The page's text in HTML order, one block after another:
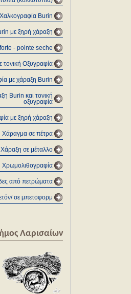
Χαλκογραφία Burin
με ξηρή χάραξη
- pointe seche
τονική Οξυγραφία
με χάραξη Burin
Burin και τονική
οξυγραφία
με ξηρή χάραξη
Χάραγμα σε πέτρα
Χάραξη σε μέταλλο
Χρωμολιθογραφία
από πετρώματα
σε μπετοφορμ
Λαρισαίων